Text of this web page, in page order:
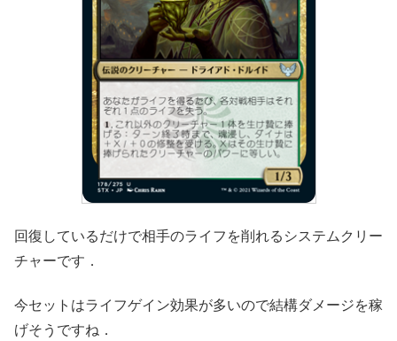
回復しているだけで相手のライフを削れるシステムクリー
チャーです．
今セットはライフゲイン効果が多いので結構ダメージを稼
げそうですね．